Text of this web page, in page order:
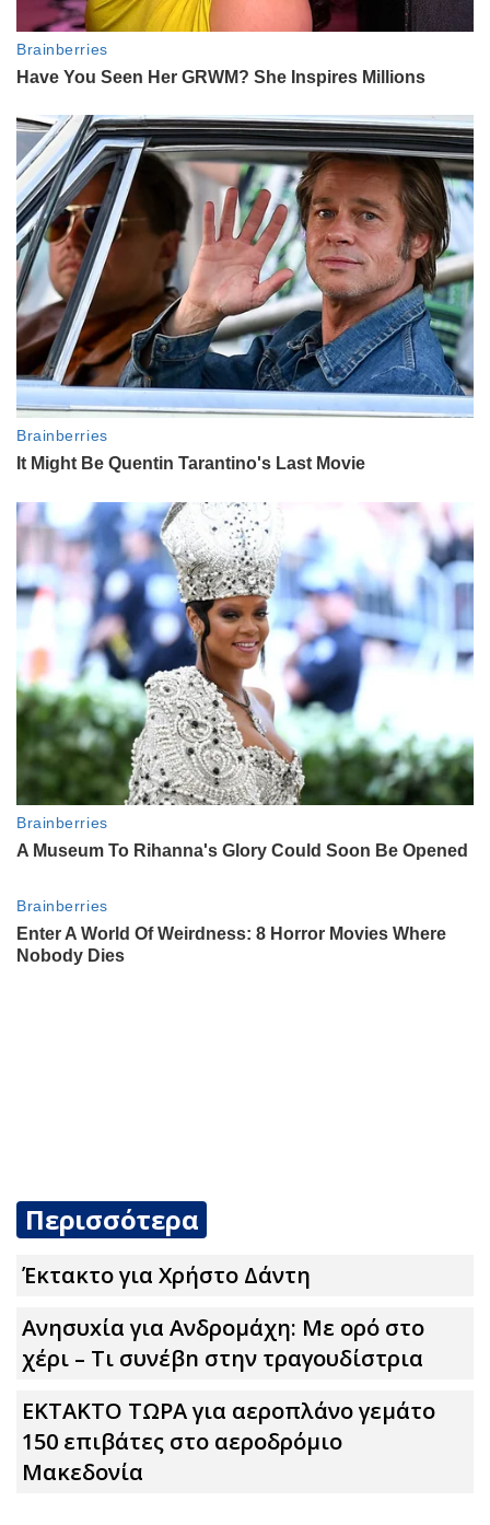
Περισσότερα
Έκτακτο για Χρήστο Δάντη
Ανησυxία για Ανδρομάχη: Με ορό στο
χέρι – Τι συνέβn στην τραγουδίστρια
ΕΚΤΑΚΤΟ ΤΩΡΑ για αεροπλάνο γεμάτο
150 επιβάτες στο αεροδρόμιο
Μακεδονία